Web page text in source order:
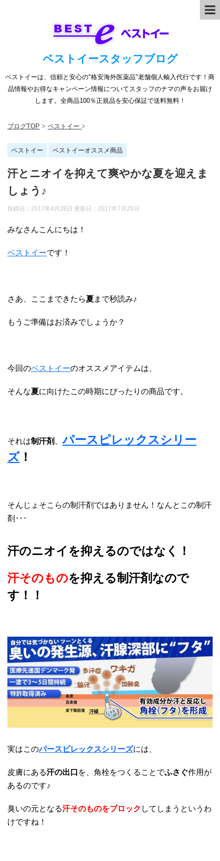
ベストイースタッフブログ
ベストイーは、信頼と安心の"格安海外医薬品"老舗個人輸入代行です！商
品情報やお得なキャンペーン情報についてスタッフのナマの声をお届け
します。全商品100％正規品を安心保証で送料無料！
ブログTOP > ベストイー >
ベストイー ベストイーオススメ商品
汗とニオイを抑えて爽やかな夏を迎えま
しょう♪
投稿日：2017年4月28日 更新日： 2017年7月26日
みなさんこんにちは！
ベストイーです！
さあ、ここまできたら夏まで秒読み♪
もうご準備はお済みでしょうか？
今回のベストイーのオススメアイテムは、
そんな夏に向けたこの時期にぴったりの商品です。
それは制汗剤 、パースピレックスシリー
ズ！
そんじょそこらの制汗剤ではありません！なんとこの制汗
剤･･･
汗のニオイを抑えるのではなく！
汗そのものを抑える制汗剤なので
す！！
実はこのパースビレックスシリーズには、
皮膚にある汗の出口 を、角栓をつくることでふさぐ作用が
あるのです♪
臭いの元となる汗そのものをブロック してしまうというわ
けですね！